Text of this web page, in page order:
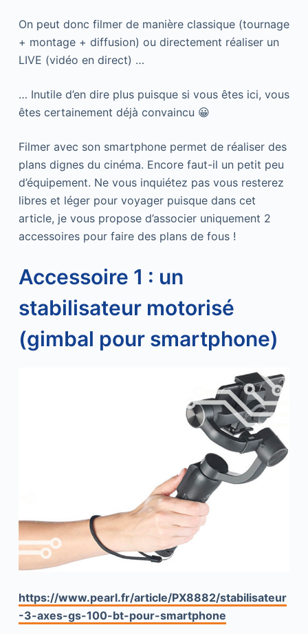
On peut donc filmer de manière classique (tournage
+ montage + diffusion) ou directement réaliser un
LIVE (vidéo en direct) …
… Inutile d’en dire plus puisque si vous êtes ici, vous
êtes certainement déjà convaincu 😀
Filmer avec son smartphone permet de réaliser des
plans dignes du cinéma. Encore faut-il un petit peu
d’équipement. Ne vous inquiétez pas vous resterez
libres et léger pour voyager puisque dans cet
article, je vous propose d’associer uniquement 2
accessoires pour faire des plans de fous !
Accessoire 1 : un
stabilisateur motorisé
(gimbal pour smartphone)
https://www.pearl.fr/article/PX8882/stabilisateur
-3-axes-gs-100-bt-pour-smartphone